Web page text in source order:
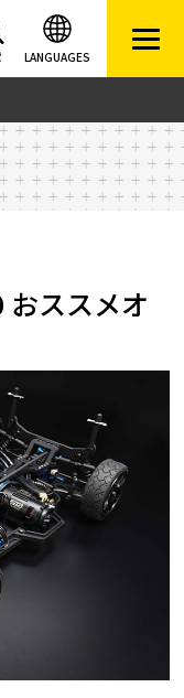
LANGUAGES
おススメオ